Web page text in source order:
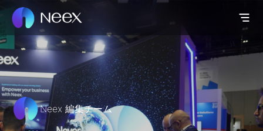
Neex 編集チーム